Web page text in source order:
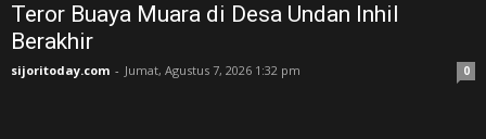
Teror Buaya Muara di Desa Undan Inhil
Berakhir
sijoritoday.com - Jumat, Agustus 7, 2026 1:32 pm 0